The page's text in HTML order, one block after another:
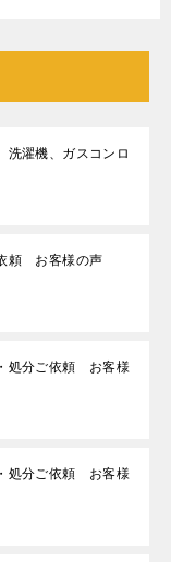
洗濯機、ガスコンロ
頼 お客様の声
処分ご依頼 お客様
処分ご依頼 お客様